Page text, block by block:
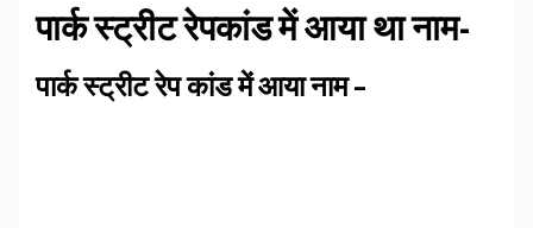
पार्क स्‍ट्रीट रेपकांड में आया था नाम-
पार्क स्‍ट्रीट रेप कांड में आया नाम –